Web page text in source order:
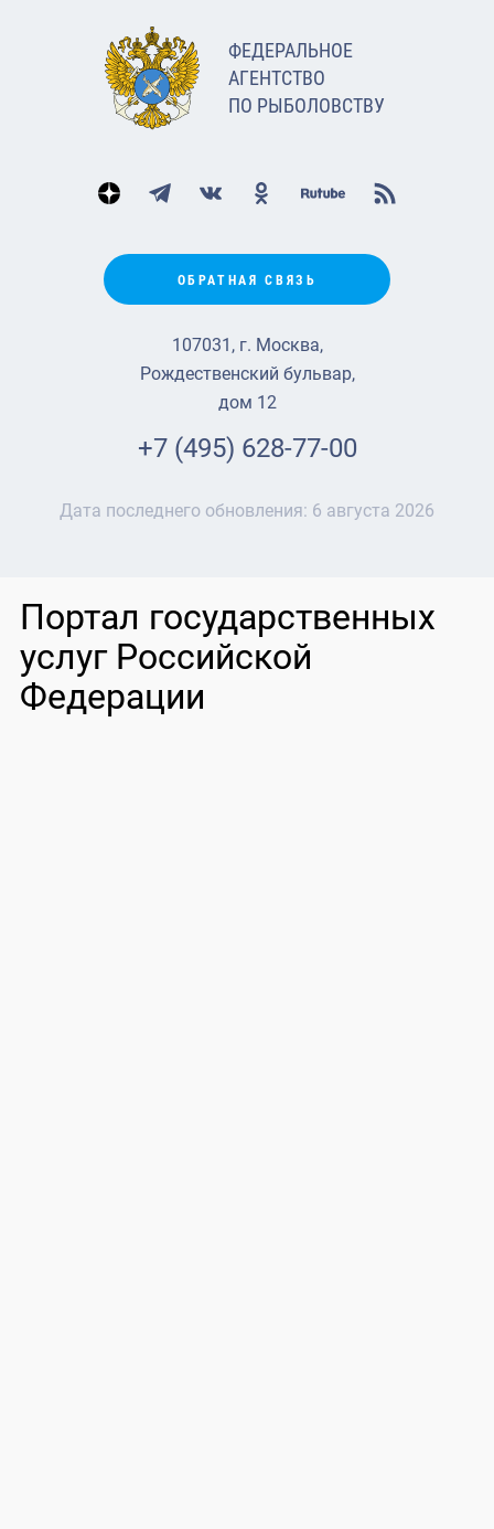
ФЕДЕРАЛЬНОЕ
АГЕНТСТВО
ПО РЫБОЛОВСТВУ
ОБРАТНАЯ СВЯЗЬ
107031, г. Москва,
Рождественский бульвар,
дом 12
+7 (495) 628-77-00
Дата последнего обновления: 6 августа 2026
Портал государственных
услуг Российской
Федерации